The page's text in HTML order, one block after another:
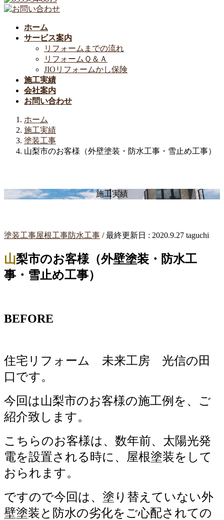
ホーム
サービス案内
リフォームまでの流れ
リフォームＱ＆Ａ
JIOリフォームかし保険
施工実績
会社案内
お問い合わせ
ホーム
施工実績
塗装工事
山梨市のお客様（外壁塗装・防水工事・雪止め工事）
施工実績
塗装工事屋根工事防水工事 / 最終更新日 : 2020.9.27 taguchi
山梨市のお客様（外壁塗装・防水工
事・雪止め工事）
BEFORE
住宅リフォーム 未来工房 光信の田
口です。
今回は山梨市のお客様の施工例を、ご
紹介致します。
こちらのお客様は、数年前、太陽光発
電を設置される時に、屋根塗装をして
おられます。
ですので今回は、塗り替えていない外
壁塗装と防水の劣化をご心配されての